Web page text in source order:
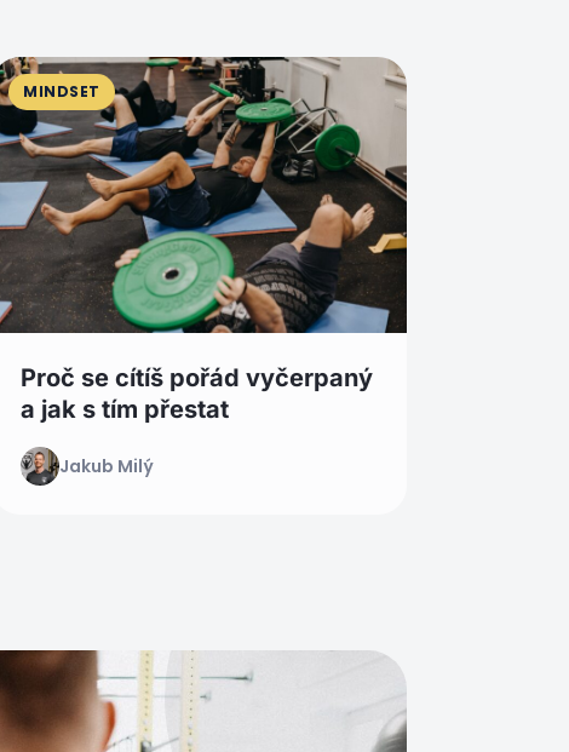
MINDSET
Proč se cítíš pořád vyčerpaný
a jak s tím přestat
Jakub Milý